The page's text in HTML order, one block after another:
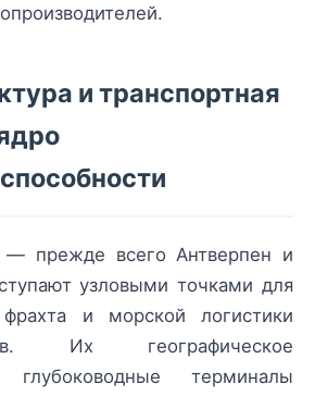
и транспортная
— прежде всего Антверпен и
узловыми точками для
фрахта и морской логистики
Их географическое
терминалы